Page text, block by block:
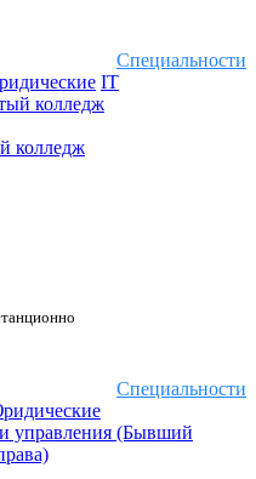
Специальности
IT
колледж
Специальности